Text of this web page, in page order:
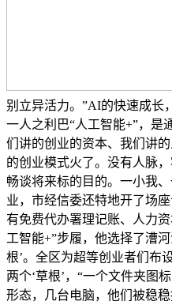
别立异活力。”AI的快速成长
一人之利巴“人工智能+”，是
们讲的创业的资本、我们讲
的创业模式火了。没有人脉
畅谈将来标的目的。一小我
业，市经信委还特地开了场
有免费代办署理记账、人力
工智能+”步履，他选择了漕
根’。全区为超等创业者们布
两个‘草根’，“一个文件夹图
形态，几台电脑，他们被稳